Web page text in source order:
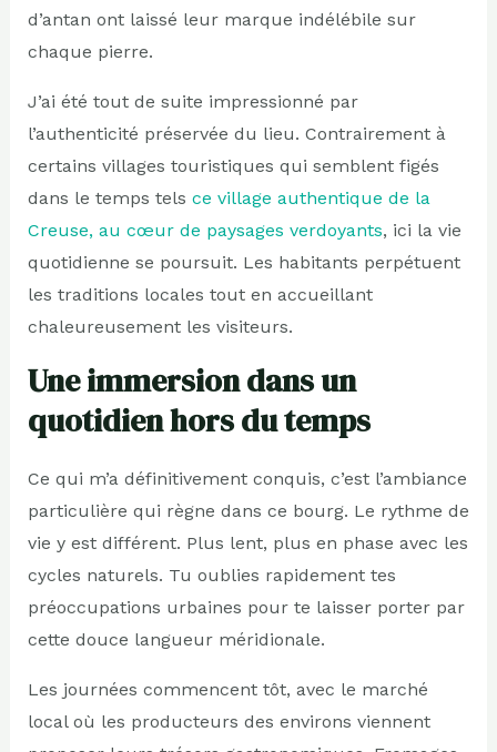
d’antan ont laissé leur marque indélébile sur
chaque pierre.
J’ai été tout de suite impressionné par
l’authenticité préservée du lieu. Contrairement à
certains villages touristiques qui semblent figés
dans le temps tels ce village authentique de la
Creuse, au cœur de paysages verdoyants, ici la vie
quotidienne se poursuit. Les habitants perpétuent
les traditions locales tout en accueillant
chaleureusement les visiteurs.
Une immersion dans un
quotidien hors du temps
Ce qui m’a définitivement conquis, c’est l’ambiance
particulière qui règne dans ce bourg. Le rythme de
vie y est différent. Plus lent, plus en phase avec les
cycles naturels. Tu oublies rapidement tes
préoccupations urbaines pour te laisser porter par
cette douce langueur méridionale.
Les journées commencent tôt, avec le marché
local où les producteurs des environs viennent